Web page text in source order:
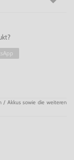
/ Akkus sowie die weiteren